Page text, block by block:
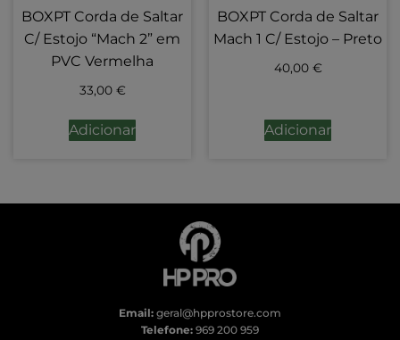
BOXPT Corda de Saltar
C/ Estojo “Mach 2” em
PVC Vermelha
33,00 €
Adicionar
BOXPT Corda de Saltar
Mach 1 C/ Estojo – Preto
40,00 €
Adicionar
Email: geral@hpprostore.com
Telefone: 969 200 959